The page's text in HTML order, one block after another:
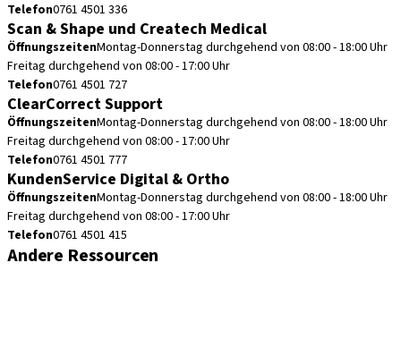
Telefon0761 4501 336
Scan & Shape und Createch Medical
ÖffnungszeitenMontag-Donnerstag durchgehend von 08:00 - 18:00 Uhr
Freitag durchgehend von 08:00 - 17:00 Uhr
Telefon0761 4501 727
ClearCorrect Support
ÖffnungszeitenMontag-Donnerstag durchgehend von 08:00 - 18:00 Uhr
Freitag durchgehend von 08:00 - 17:00 Uhr
Telefon0761 4501 777
KundenService Digital & Ortho
ÖffnungszeitenMontag-Donnerstag durchgehend von 08:00 - 18:00 Uhr
Freitag durchgehend von 08:00 - 17:00 Uhr
Telefon0761 4501 415
Andere Ressourcen